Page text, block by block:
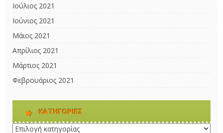
Ιούλιος 2021
Ιούνιος 2021
Μάιος 2021
Απρίλιος 2021
Μάρτιος 2021
Φεβρουάριος 2021
KΑΤΗΓΟΡΊΕΣ
Kατηγορίες